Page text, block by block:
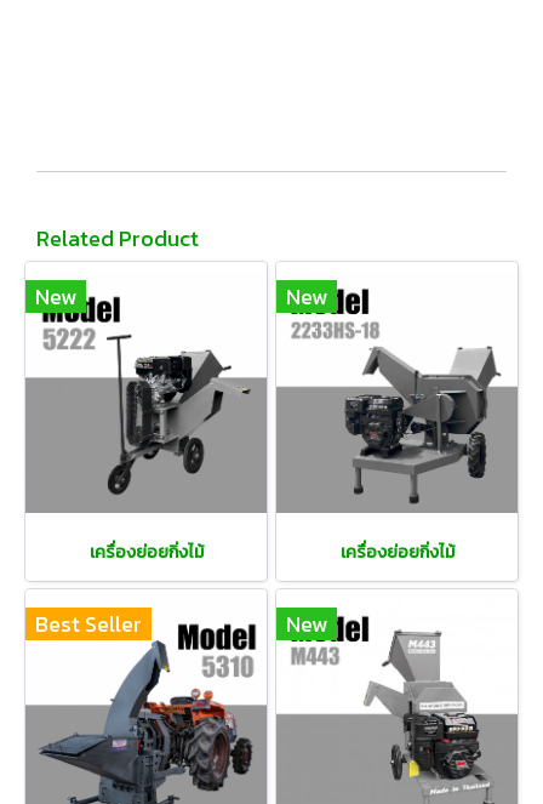
Related Product
New
เครื่องย่อยกิ่งไม้
New
เครื่องย่อยกิ่งไม้
Best Seller New